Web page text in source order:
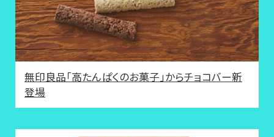
無印良品「高たんぱくのお菓子」からチョコバー新
登場